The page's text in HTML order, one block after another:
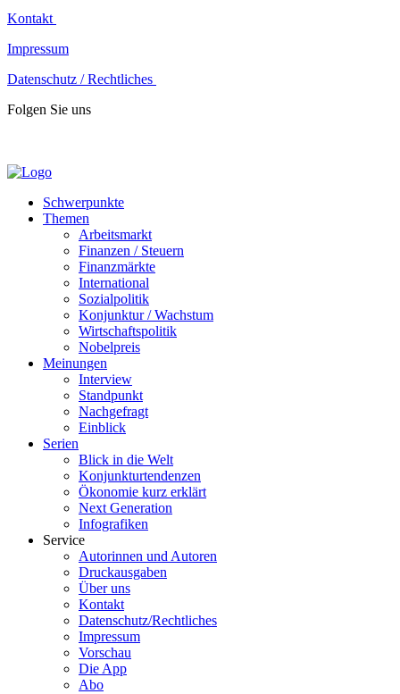
Kontakt
Impressum
Datenschutz / Rechtliches
Folgen Sie uns
Schwerpunkte
Themen
Arbeitsmarkt
Finanzen / Steuern
Finanzmärkte
International
Sozialpolitik
Konjunktur / Wachstum
Wirtschaftspolitik
Nobelpreis
Meinungen
Interview
Standpunkt
Nachgefragt
Einblick
Serien
Blick in die Welt
Konjunkturtendenzen
Ökonomie kurz erklärt
Next Generation
Infografiken
Service
Autorinnen und Autoren
Druckausgaben
Über uns
Kontakt
Datenschutz/Rechtliches
Impressum
Vorschau
Die App
Abo